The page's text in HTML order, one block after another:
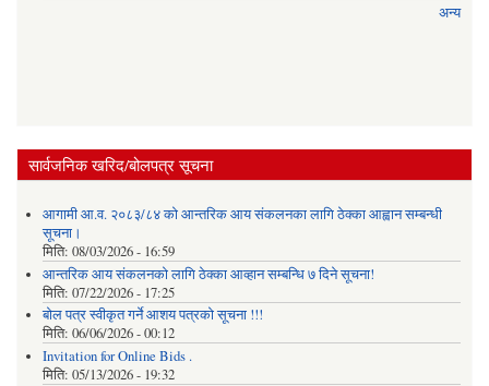
अन्य
सार्वजनिक खरिद/बोलपत्र सूचना
आगामी आ.व. २०८३/८४ को आन्तरिक आय संकलनका लागि ठेक्का आह्वान सम्बन्धी
सूचना।
मिति: 08/03/2026 - 16:59
आन्तरिक आय संकलनको लागि ठेक्‍का आव्हान सम्बन्धि ७ दिने सूचना!
मिति: 07/22/2026 - 17:25
बोल पत्र स्वीकृत गर्ने आशय पत्रको सूचना !!!
मिति: 06/06/2026 - 00:12
Invitation for Online Bids .
मिति: 05/13/2026 - 19:32